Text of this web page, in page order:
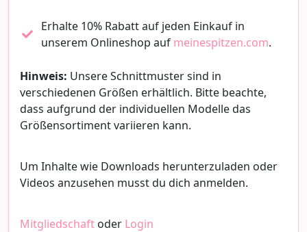
Erhalte 10% Rabatt auf jeden Einkauf in
unserem Onlineshop auf meinespitzen.com.
Hinweis: Unsere Schnittmuster sind in
verschiedenen Größen erhältlich. Bitte beachte,
dass aufgrund der individuellen Modelle das
Größensortiment variieren kann.
Um Inhalte wie Downloads herunterzuladen oder
Videos anzusehen musst du dich anmelden.
Mitgliedschaft oder Login